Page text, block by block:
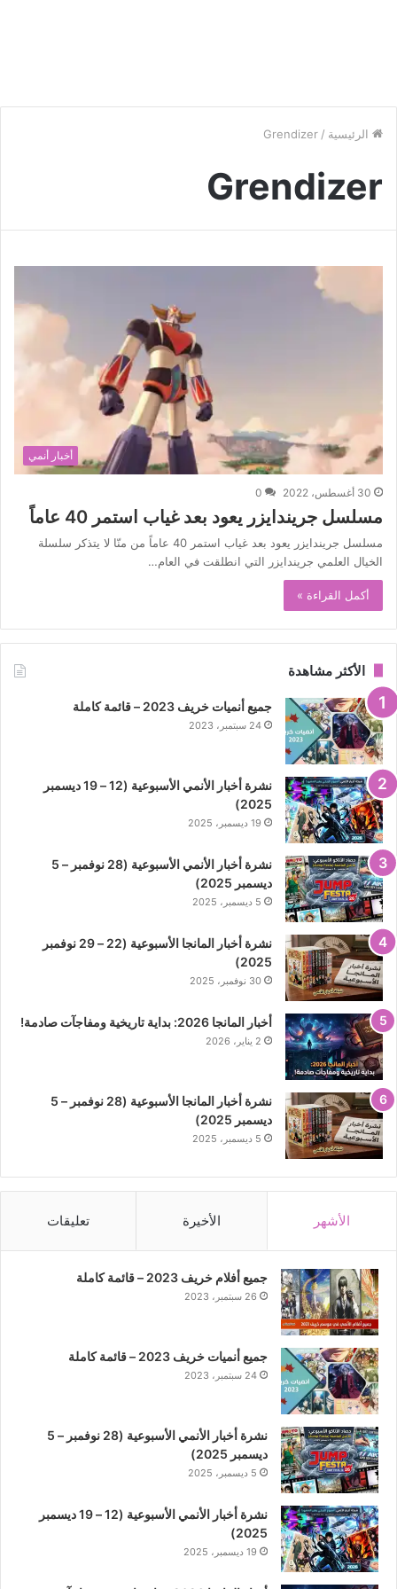
الرئيسية /
Grendizer
Grendizer
أخبار أنمي
30 أغسطس، 2022 0
مسلسل جريندايزر يعود بعد غياب استمر 40 عاماً
مسلسل جريندايزر يعود بعد غياب استمر 40 عاماً من منّا لا يتذكر سلسلة
الخيال العلمي جريندايزر التي انطلقت في العام…
أكمل القراءة »
الأكثر مشاهدة
جميع أنميات خريف 2023 – قائمة كاملة
24 سبتمبر، 2023
نشرة أخبار الأنمي الأسبوعية (12 – 19 ديسمبر
2025)
19 ديسمبر، 2025
نشرة أخبار الأنمي الأسبوعية (28 نوفمبر – 5
ديسمبر 2025)
5 ديسمبر، 2025
نشرة أخبار المانجا الأسبوعية (22 – 29 نوفمبر
2025)
30 نوفمبر، 2025
أخبار المانجا 2026: بداية تاريخية ومفاجآت صادمة!
2 يناير، 2026
نشرة أخبار المانجا الأسبوعية (28 نوفمبر – 5
ديسمبر 2025)
5 ديسمبر، 2025
الأشهر الأخيرة تعليقات
جميع أفلام خريف 2023 – قائمة كاملة
26 سبتمبر، 2023
جميع أنميات خريف 2023 – قائمة كاملة
24 سبتمبر، 2023
نشرة أخبار الأنمي الأسبوعية (28 نوفمبر – 5
ديسمبر 2025)
5 ديسمبر، 2025
نشرة أخبار الأنمي الأسبوعية (12 – 19 ديسمبر
2025)
19 ديسمبر، 2025